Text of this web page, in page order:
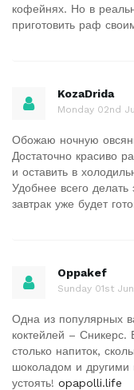
кофейнях. Но в
приготовить раф
KozaDrida
Monday 02nd
Обожаю ночную
Достаточно красиво
и оставить в
Удобнее всего
завтрак уже будет
Oppakef
Sunday 01st
Одна из популярных
коктейлей – Сникерс.
столько напиток,
шоколадом и другими
устоять! opapolli.life